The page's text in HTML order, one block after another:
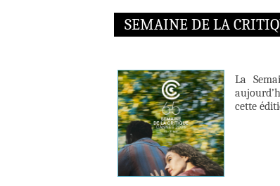
SEMAINE DE LA
La
cette